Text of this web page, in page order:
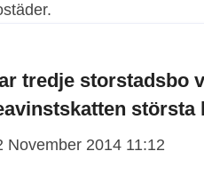
tredje storstadsbo
största
November 2014 11:12